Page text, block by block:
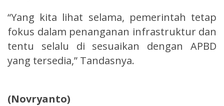
“Yang kita lihat selama, pemerintah tetap
fokus dalam penanganan infrastruktur dan
tentu selalu di sesuaikan dengan APBD
yang tersedia,” Tandasnya.
(Novryanto)